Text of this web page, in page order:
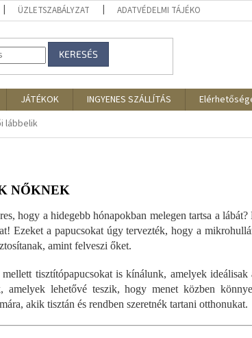
ÜZLETSZABÁLYZAT ADATVÉDELMI TÁJÉKOZTATÓ
KERESÉS
JÁTÉKOK INGYENES SZÁLLÍTÁS
lábbelik
NŐKNEK
hogy a hidegebb hónapokban melegen tartsa a
Ezeket a papucsokat úgy tervezték, hogy a
amint felveszi őket.
tisztítópapucsokat is kínálunk, amelyek ideálisak
amelyek lehetővé teszik, hogy menet közben
akik tisztán és rendben szeretnék tartani otthonukat.